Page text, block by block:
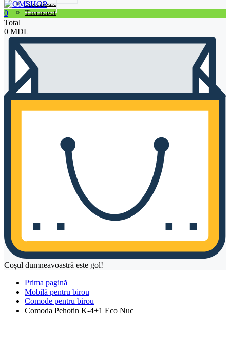
Storcătoare
Thermopot
0
Total
0 MDL
Coșul dumneavoastră este gol!
Prima pagină
Mobilă pentru birou
Comode pentru birou
Comoda Pehotin K-4+1 Eco Nuc